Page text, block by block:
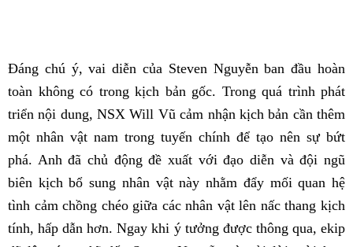
Đáng chú ý, vai diễn của Steven Nguyễn ban đầu hoàn
toàn không có trong kịch bản gốc. Trong quá trình phát
triển nội dung, NSX Will Vũ cảm nhận kịch bản cần thêm
một nhân vật nam trong tuyến chính để tạo nên sự bứt
phá. Anh đã chủ động đề xuất với đạo diễn và đội ngũ
biên kịch bổ sung nhân vật này nhằm đẩy mối quan hệ
tình cảm chồng chéo giữa các nhân vật lên nấc thang kịch
tính, hấp dẫn hơn. Ngay khi ý tưởng được thông qua, ekip